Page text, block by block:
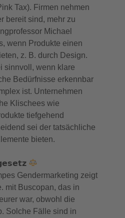
Tax). Firmen nehmen
bereit sind, mehr zu
Michael
wenn Produkte einen
z. B. durch Design.
sinnvoll, wenn klare
Bedürfnisse erkennbar
ist. Unternehmen
Klischees wie
tiefgehend
sei der tatsächliche
bieten.
Gendermarketing zeigt
mit Buscopan, das in
war, obwohl die
Solche Fälle sind in